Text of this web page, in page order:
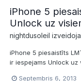
iPhone 5
Unlock uz
nightdusoleil
iPhone 5 piesaistīts
ir iespejams Unlock
Septembris 6, 2013